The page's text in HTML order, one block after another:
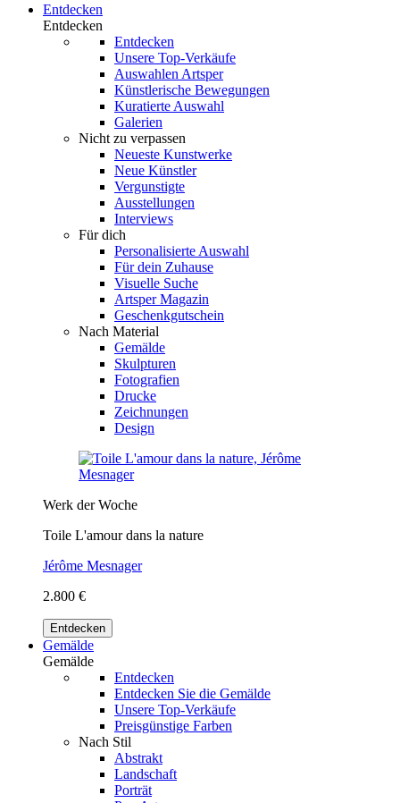
Entdecken
Entdecken
Entdecken
Unsere Top-Verkäufe
Auswahlen Artsper
Künstlerische Bewegungen
Kuratierte Auswahl
Galerien
Nicht zu verpassen
Neueste Kunstwerke
Neue Künstler
Vergunstigte
Ausstellungen
Interviews
Für dich
Personalisierte Auswahl
Für dein Zuhause
Visuelle Suche
Artsper Magazin
Geschenkgutschein
Nach Material
Gemälde
Skulpturen
Fotografien
Drucke
Zeichnungen
Design
Werk der Woche
Toile L'amour dans la nature
Jérôme Mesnager
2.800 €
Entdecken
Gemälde
Gemälde
Entdecken
Entdecken Sie die Gemälde
Unsere Top-Verkäufe
Preisgünstige Farben
Nach Stil
Abstrakt
Landschaft
Porträt